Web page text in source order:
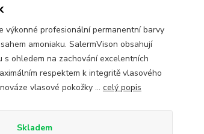
výkonné profesionální permanentní barvy
amoniaku. SalermVison obsahují
s ohledem na zachování excelentních
respektem k integritě vlasového
vlasové pokožky ... celý popis
Skladem